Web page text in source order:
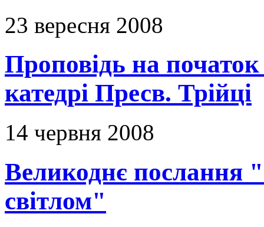
23 вересня 2008
Проповідь на
катедрі Пресв. Трійці
14 червня 2008
Великоднє послання
світлом"